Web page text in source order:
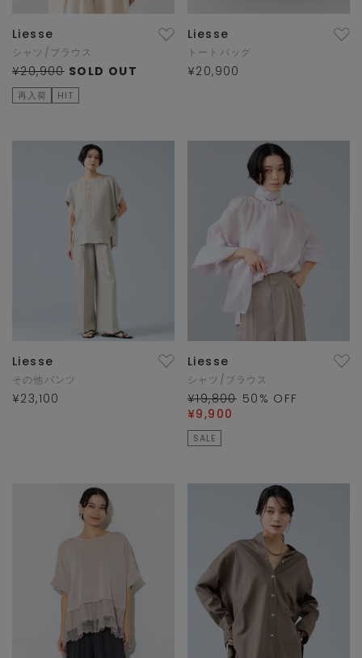
Liesse
シャツ/ブラウス
¥20,900 SOLD OUT
再入荷 HIT
Liesse
トートバッグ
¥20,900
Liesse
その他パンツ
¥23,100
Liesse
シャツ/ブラウス
¥19,800 50 % OFF
¥9,900
SALE